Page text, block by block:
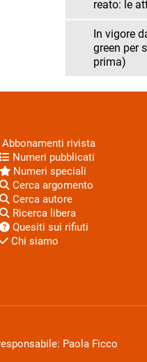
reato: le
In vigore
green per
prima)
Abbonamenti rivista
Numeri pubblicati
Numeri speciali
Cerca argomento
Cerca autore
Ricerca libera
Quesiti sui rifiuti
Chi siamo
Paola Ficco